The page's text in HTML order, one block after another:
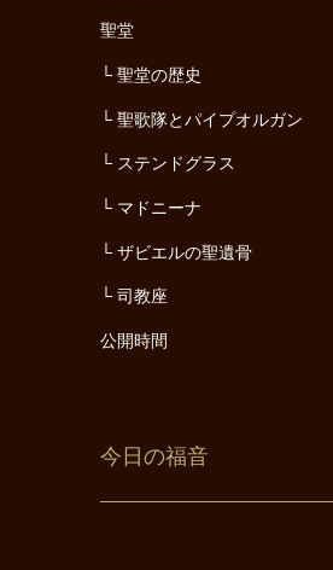
聖堂
聖堂の歴史
聖歌隊とパイプオルガン
ステンドグラス
マドニーナ
ザビエルの聖遺骨
司教座
公開時間
今日の福音